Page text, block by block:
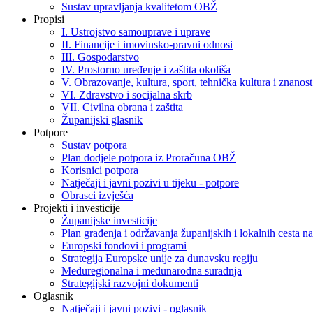
Sustav upravljanja kvalitetom OBŽ
Propisi
I. Ustrojstvo samouprave i uprave
II. Financije i imovinsko-pravni odnosi
III. Gospodarstvo
IV. Prostorno uređenje i zaštita okoliša
V. Obrazovanje, kultura, sport, tehnička kultura i znanost
VI. Zdravstvo i socijalna skrb
VII. Civilna obrana i zaštita
Županijski glasnik
Potpore
Sustav potpora
Plan dodjele potpora iz Proračuna OBŽ
Korisnici potpora
Natječaji i javni pozivi u tijeku - potpore
Obrasci izvješća
Projekti i investicije
Županijske investicije
Plan građenja i održavanja županijskih i lokalnih cesta
Europski fondovi i programi
Strategija Europske unije za dunavsku regiju
Međuregionalna i međunarodna suradnja
Strategijski razvojni dokumenti
Oglasnik
Natječaji i javni pozivi - oglasnik